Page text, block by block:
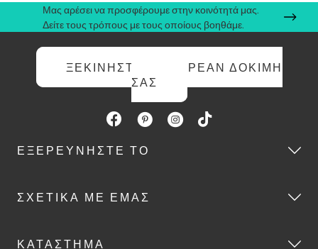
Μας αρέσει να προσφέρουμε στην κοινότητά μας.
Δείτε τους τρόπους με τους οποίους βοηθάμε.
ΞΕΚΙΝΉΣΤΕ ΤΗ ΔΩΡΕΆΝ ΔΟΚΙΜΉ
ΣΑΣ
ΕΞΕΡΕΥΝΉΣΤΕ ΤΟ
ΣΧΕΤΙΚΆ ΜΕ ΕΜΆΣ
ΚΑΤΆΣΤΗΜΑ